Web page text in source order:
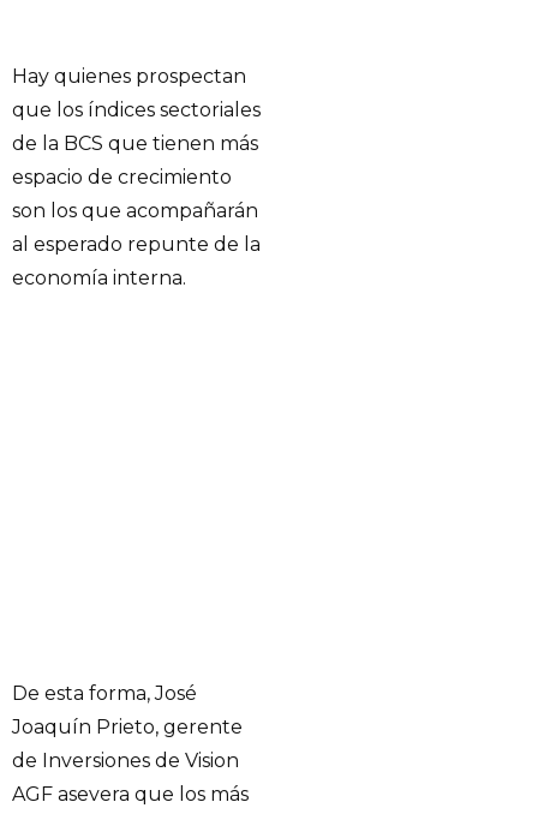
Hay quienes prospectan
que los índices sectoriales
de la BCS que tienen más
espacio de crecimiento
son los que acompañarán
al esperado repunte de la
economía interna.
De esta forma, José
Joaquín Prieto, gerente
de Inversiones de Vision
AGF asevera que los más